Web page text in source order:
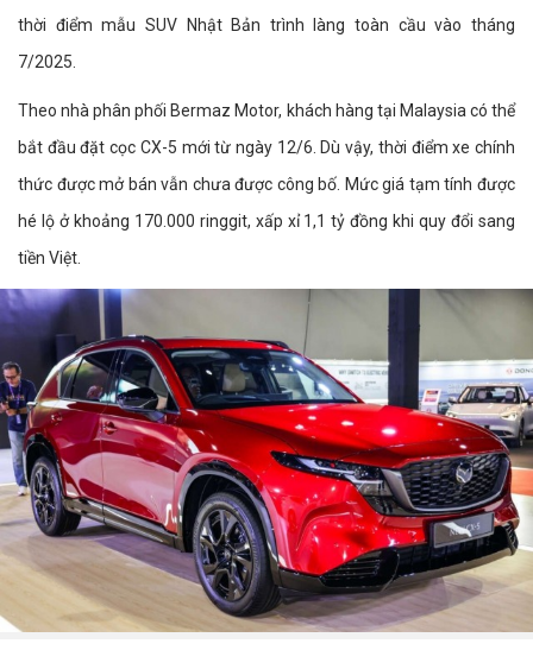
thời điểm mẫu SUV Nhật Bản trình làng toàn cầu vào tháng
7/2025.
Theo nhà phân phối Bermaz Motor, khách hàng tại Malaysia có thể
bắt đầu đặt cọc CX-5 mới từ ngày 12/6. Dù vậy, thời điểm xe chính
thức được mở bán vẫn chưa được công bố. Mức giá tạm tính được
hé lộ ở khoảng 170.000 ringgit, xấp xỉ 1,1 tỷ đồng khi quy đổi sang
tiền Việt.